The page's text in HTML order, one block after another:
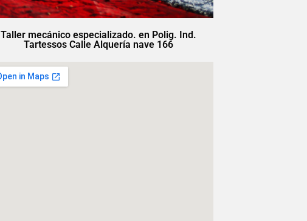
Taller mecánico especializado. en Polig. Ind.
Tartessos Calle Alquería nave 166